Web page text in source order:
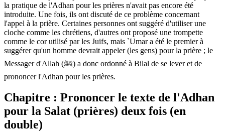
la pratique de l'Adhan pour les prières n'avait pas encore été
introduite. Une fois, ils ont discuté de ce problème concernant
l'appel à la prière. Certaines personnes ont suggéré d'utiliser une
cloche comme les chrétiens, d'autres ont proposé une trompette
comme le cor utilisé par les Juifs, mais `Umar a été le premier à
suggérer qu'un homme devrait appeler (les gens) pour la prière ; le
Messager d'Allah (ﷺ) a donc ordonné à Bilal de se lever et de
prononcer l'Adhan pour les prières.
Chapitre : Prononcer le texte de l'Adhan
pour la Salat (prières) deux fois (en
double)